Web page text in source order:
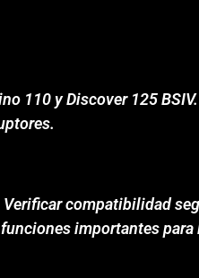
110 y Discover 125
Verificar compatibilidad
importantes para